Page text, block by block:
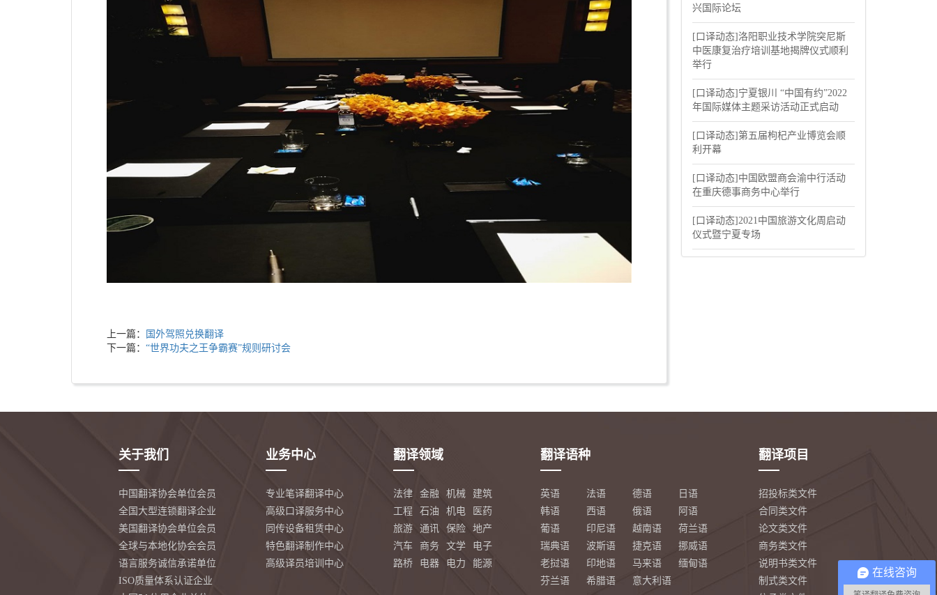
上一篇：
国外驾照兑换翻译
下一篇： “世界功夫之王争霸赛”规则研讨会
兴国际论坛
[口译动态]洛阳职业技术学院突尼斯
中医康复治疗培训基地揭牌仪式顺利
举行
[口译动态]宁夏银川 “中国有约”2022
年国际媒体主题采访活动正式启动
[口译动态]第五届枸杞产业博览会顺
利开幕
[口译动态]中国欧盟商会渝中行活动
在重庆德事商务中心举行
[口译动态]2021中国旅游文化周启动
仪式暨宁夏专场
关于我们
中国翻译协会单位会员
全国大型连锁翻译企业
美国翻译协会单位会员
全球与本地化协会会员
语言服务诚信承诺单位
ISO质量体系认证企业
业务中心
专业笔译翻译中心
高级口译服务中心
同传设备租赁中心
特色翻译制作中心
高级译员培训中心
翻译领域
法律 金融 机械
建筑
工程
石油 机电
医药
旅游
通讯 保险
地产
汽车
商务 文学
电子
路桥
电器 电力 能源
翻译语种
英语 法语 德语
日语
韩语
西语 俄语
阿语
葡语
印尼语 越南语
荷兰语
瑞典语
波斯语 捷克语
挪威语
老挝语
印地语 马来语
缅甸语
芬兰语
希腊语 意大利语
翻译项目
招投标类文件
合同类文件
论文类文件
商务类文件
说明书类文件
制式类文件
在线咨询